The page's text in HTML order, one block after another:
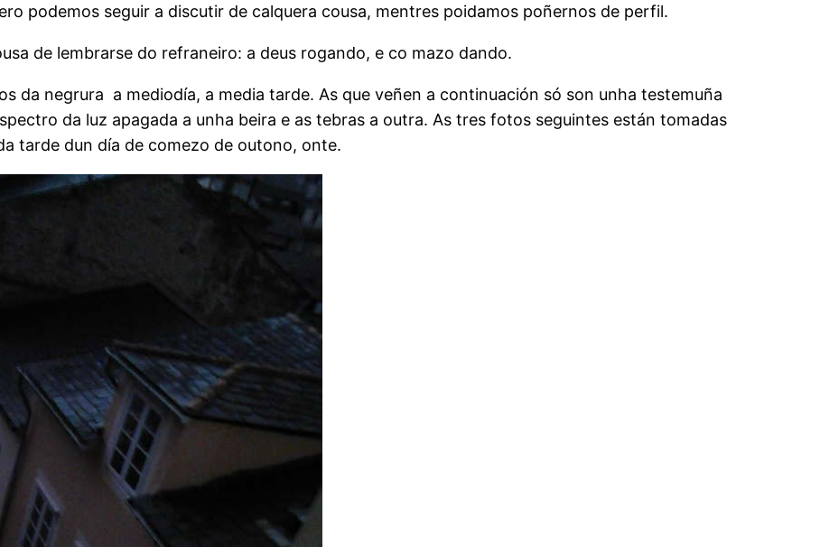
podemos seguir a discutir de calquera cousa, mentres poidamos poñernos de perfil.
de lembrarse do refraneiro: a deus rogando, e co mazo dando.
da negrura a mediodía, a media tarde. As que veñen a continuación só son unha testemuña
da luz apagada a unha beira e as tebras a outra. As tres fotos seguintes están tomadas
tarde dun día de comezo de outono, onte.